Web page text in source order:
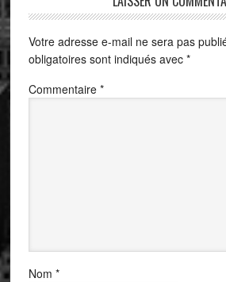
Votre adresse e-mail ne sera pas
obligatoires sont indiqués avec *
Commentaire *
Nom *